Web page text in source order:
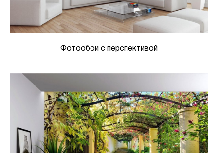
Фотообои с перспективой